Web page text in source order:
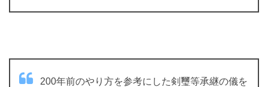
200年前のやり方を参考にした剣璽等承継の儀を